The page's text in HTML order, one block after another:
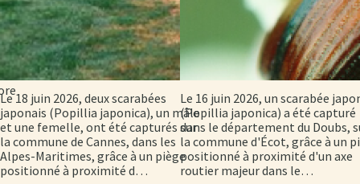
Le 18 juin 2026, deux scarabées
japonais (Popillia japonica), un mâle
et une femelle, ont été capturés sur
la commune de Cannes, dans les
Alpes-Maritimes, grâce à un piège
positionné à proximité d…
Le 16 juin 2026, un scarabée
(Popillia japonica) a été capturé
dans le département du Doubs,
la commune d'Écot, grâce à un
positionné à proximité d'un axe
routier majeur dans le…